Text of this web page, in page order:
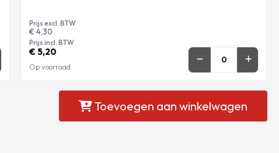
Prijs excl. BTW
€ 4,30
Prijs incl. BTW
€ 5,20
Op voorraad
Toevoegen aan winkelwagen